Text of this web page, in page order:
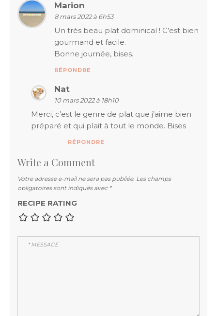
Marion
8 mars 2022 à 6h53
Un très beau plat dominical ! C’est bien
gourmand et facile.
Bonne journée, bises.
RÉPONDRE
Nat
10 mars 2022 à 18h10
Merci, c’est le genre de plat que j’aime bien
préparé et qui plait à tout le monde. Bises
RÉPONDRE
Write a Comment
Votre adresse e-mail ne sera pas publiée. Les champs
obligatoires sont indiqués avec *
RECIPE RATING